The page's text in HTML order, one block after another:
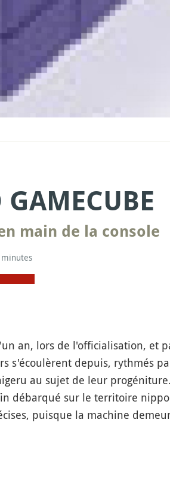
main de la console
an, lors de l'officialisation, et
s'écoulèrent depuis, rythmés
au sujet de leur
débarqué sur le territoire
puisque la machine